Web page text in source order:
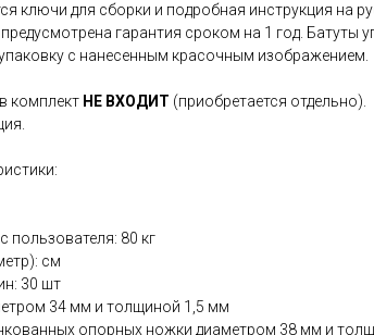
ключи для сборки и подробная инструкция на
гарантия сроком на 1 год. Батуты
с нанесенным красочным изображением.
комплект НЕ ВХОДИТ (приобретается отдельно).
пользователя: 80 кг
cм
30 шт
34 мм и толщиной 1,5 мм
опорных ножки диаметром 38 мм и